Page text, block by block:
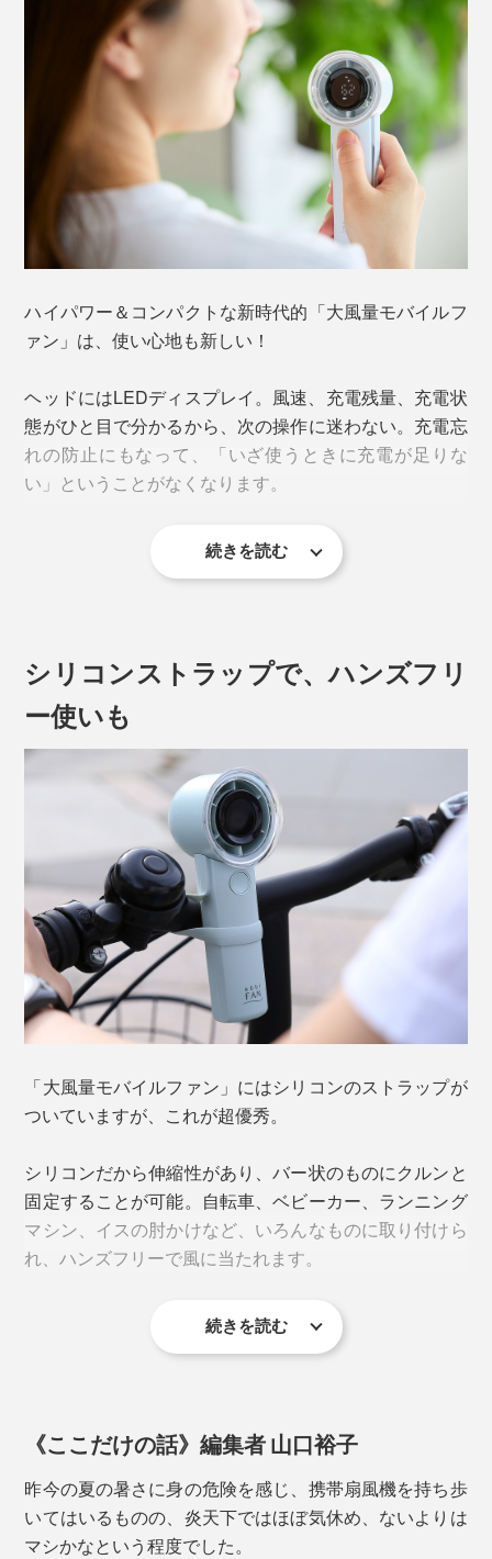
風を中心に集め、より強く遠くまで、直線的な風を送り
います。
強力な小型モーターを使うことで、羽根は小さく本体は
コンパクトに。サイズは、ファンヘッドの直径5.9cm、
の中でかさばることなく、ヘッドが小さいので出し入れ
※iPhone15で171g〜221g
「BLDCモーター」のメリットは、パワーだけでなく省
エネであること。モード１なら最大16時間使用可能、通
切れの心配なく使えると思います。
※使用時間は目安です。気温・環境などにより上下します。
ハイパワー＆コンパクトな新時代的「大風量モバイルフ
ァン」は、使い心地も新しい！
ヘッドにはLEDディスプレイ。風速、充電残量、充電状
態がひと目で分かるから、次の操作に迷わない。充電忘
れの防止にもなって、「いざ使うときに充電が足りな
い」ということがなくなります。
このLEDディスプレイは、羽隠しのカバーにもなってお
り、指を巻き込まない安全設計。内部にほこりが溜まり
にくいのもいいところです。
１. 短押しでスイッチON
スイッチを入れた時の風速は１の状態。
続きを読む
シリコンストラップで、ハンズフリ
ー使いも
「大風量モバイルファン」にはシリコンのストラップが
ついていますが、これが超優秀。
シリコンだから伸縮性があり、バー状のものにクルンと
固定することが可能。自転車、ベビーカー、ランニング
マシン、イスの肘かけなど、いろんなものに取り付けら
れ、ハンズフリーで風に当たれます。
続きを読む
《ここだけの話》編集者 山口裕子
昨今の夏の暑さに身の危険を感じ、携帯扇風機を持ち歩
いてはいるものの、炎天下ではほぼ気休め、ないよりは
マシかなという程度でした。